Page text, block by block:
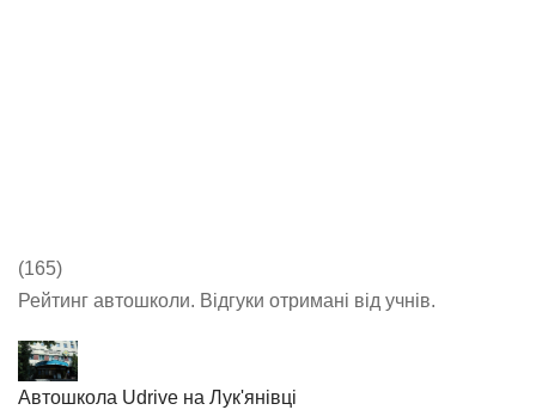
(165)
Рейтинг автошколи. Відгуки отримані від учнів.
Автошкола Udrive на Лук'янівці